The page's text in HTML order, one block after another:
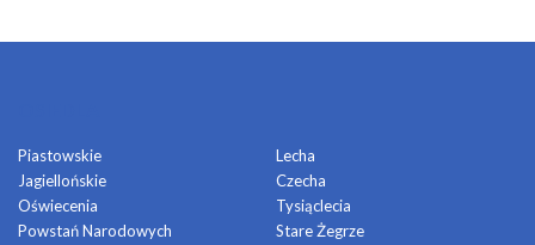
Piastowskie
Jagiellońskie
Oświecenia
Powstań Narodowych
Lecha
Czecha
Tysiąclecia
Stare Żegrze